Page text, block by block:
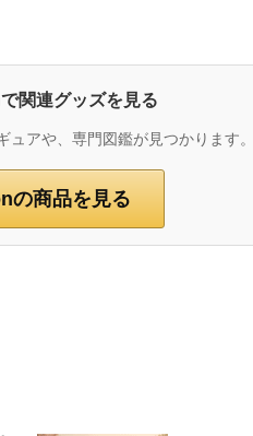
関連グッズを見る
ュアや、専門図鑑が見つかります。
の商品を見る